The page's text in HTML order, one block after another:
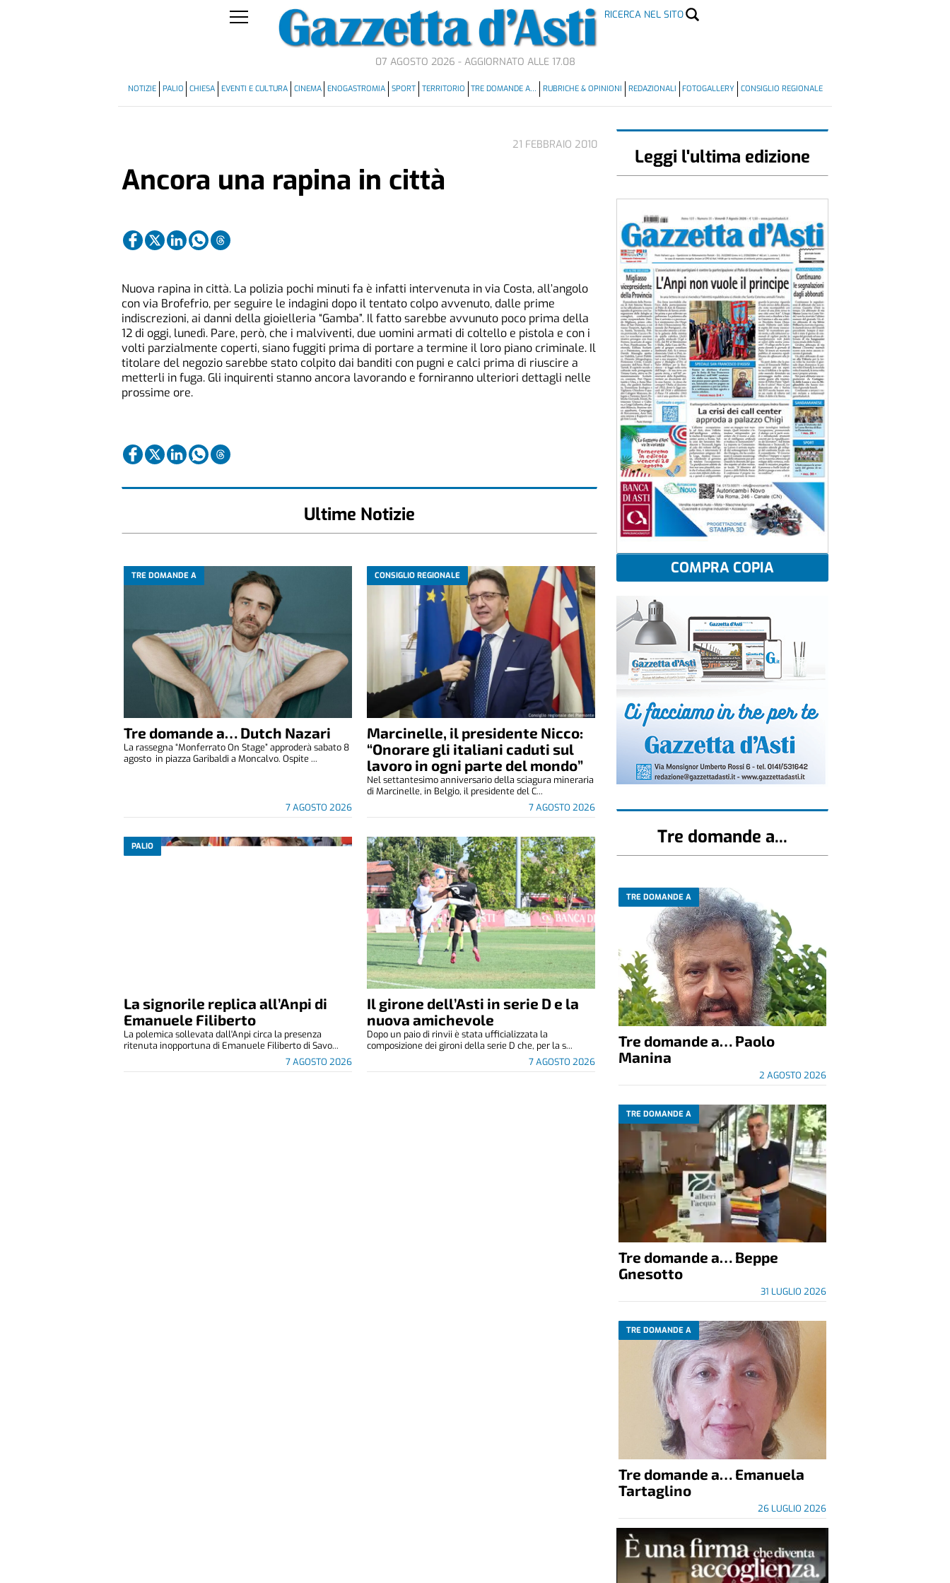
RICERCA NEL SITO
07 AGOSTO 2026 - AGGIORNATO ALLE 17.08
NOTIZIE PALIO CHIESA EVENTI E CULTURA CINEMA ENOGASTROMIA SPORT TERRITORIO TRE DOMANDE A… RUBRICHE & OPINIONI REDAZIONALI FOTOGALLERY CONSIGLIO REGIONALE
21 FEBBRAIO 2010
Ancora una rapina in città
Nuova rapina in città. La polizia pochi minuti fa è infatti intervenuta in via Costa, all’angolo
con via Brofefrio, per seguire le indagini dopo il tentato colpo avvenuto, dalle prime
indiscrezioni, ai danni della gioielleria “Gamba”. Il fatto sarebbe avvunuto poco prima della
12 di oggi, lunedì. Pare, però, che i malviventi, due uomini armati di coltello e pistola e con i
volti parzialmente coperti, siano fuggiti prima di portare a termine il loro piano criminale. Il
titolare del negozio sarebbe stato colpito dai banditi con pugni e calci prima di riuscire a
metterli in fuga. Gli inquirenti stanno ancora lavorando e forniranno ulteriori dettagli nelle
prossime ore.
Ultime Notizie
TRE DOMANDE A
Tre domande a… Dutch Nazari
7 AGOSTO 2026
La rassegna “Monferrato On Stage” approderà sabato 8
agosto in piazza Garibaldi a Moncalvo. Ospite ...
CONSIGLIO REGIONALE
Marcinelle, il presidente Nicco:
“Onorare gli italiani caduti sul
lavoro in ogni parte del mondo”
7 AGOSTO 2026
Nel settantesimo anniversario della sciagura mineraria
di Marcinelle, in Belgio, il presidente del C...
PALIO
La signorile replica all’Anpi di
Emanuele Filiberto
7 AGOSTO 2026
La polemica sollevata dall'Anpi circa la presenza
ritenuta inopportuna di Emanuele Filiberto di Savo...
Il girone dell’Asti in serie D e la
nuova amichevole
7 AGOSTO 2026
Dopo un paio di rinvii è stata ufficializzata la
composizione dei gironi della serie D che, per la s...
Leggi l'ultima edizione
COMPRA COPIA
Tre domande a...
TRE DOMANDE A
Tre domande a… Paolo
Manina
2 AGOSTO 2026
TRE DOMANDE A
Tre domande a… Beppe
Gnesotto
31 LUGLIO 2026
TRE DOMANDE A
Tre domande a… Emanuela
Tartaglino
26 LUGLIO 2026